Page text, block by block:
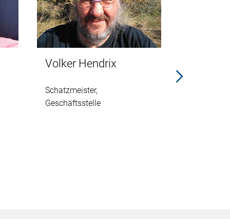
Volker Hendrix
Schatzmeister,
Geschäftsstelle